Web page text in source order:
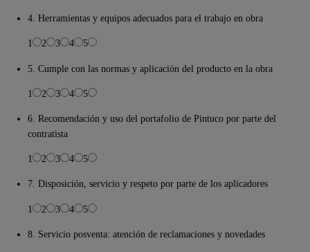
4. Herramientas y equipos adecuados para el trabajo en obra
1 2 3 4 5
5. Cumple con las normas y aplicación del producto en la obra
1 2 3 4 5
6. Recomendación y uso del portafolio de Pintuco por parte del
contratista
1 2 3 4 5
7. Disposición, servicio y respeto por parte de los aplicadores
1 2 3 4 5
8. Servicio posventa: atención de reclamaciones y novedades